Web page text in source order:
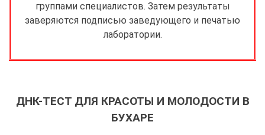
группами специалистов. Затем результаты
заверяются подписью заведующего и печатью
лаборатории.
ДНК-ТЕСТ ДЛЯ КРАСОТЫ И МОЛОДОСТИ В
БУХАРЕ